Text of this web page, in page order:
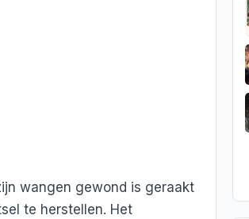
wangen gewond is geraakt
te herstellen. Het